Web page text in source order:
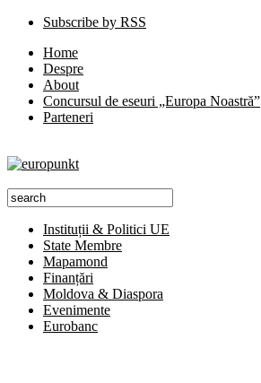
Subscribe by RSS
Home
Despre
About
Concursul de eseuri „Europa Noastră”
Parteneri
Instituții & Politici UE
State Membre
Mapamond
Finanțări
Moldova & Diaspora
Evenimente
Eurobanc